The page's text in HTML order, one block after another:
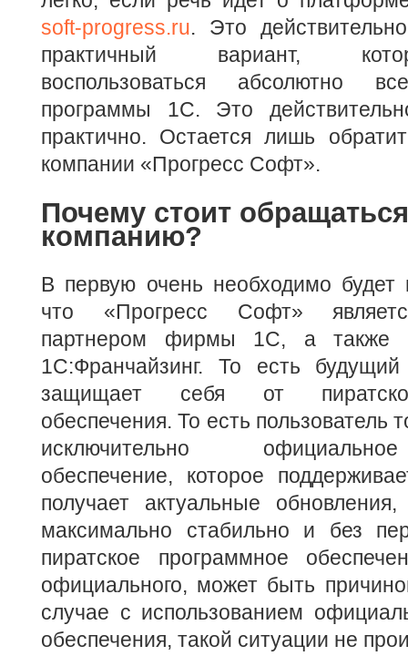
soft-progress.ru. Это
практичный вариант,
воспользоваться абсолютно
программы 1С. Это
практично. Остается лишь
компании «Прогресс Софт».
Почему стоит
компанию?
В первую очень необходимо будет
что «Прогресс Софт»
партнером фирмы 1С, а также
1С:Франчайзинг. То есть
защищает себя от
обеспечения. То есть пользователь
исключительно
обеспечение, которое
получает актуальные
максимально стабильно и без
пиратское программное
официального, может быть
случае с использованием
обеспечения, такой ситуации не